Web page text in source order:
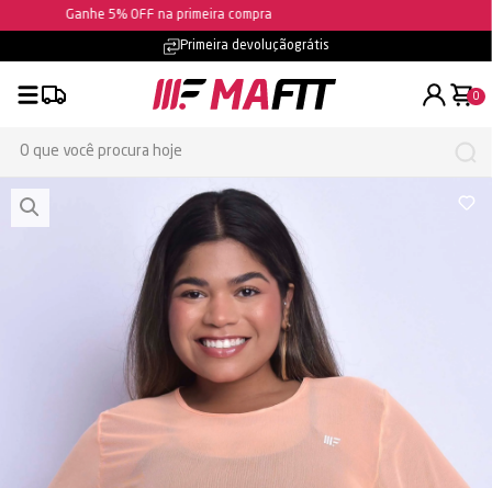
Ganhe 5% OFF na primeira compra
Frete grátis- confira as condições
0